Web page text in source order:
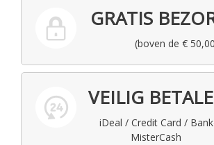
GRATIS
(boven de €
VEILIG
iDeal / Credit Card /
MisterCash